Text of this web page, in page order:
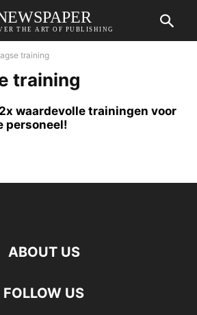
THE ART OF PUBLISHING
training
training
waardevolle trainingen voor
personeel!
ABOUT US
FOLLOW US